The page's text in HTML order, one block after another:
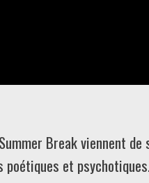
Break viennent
poétiques et